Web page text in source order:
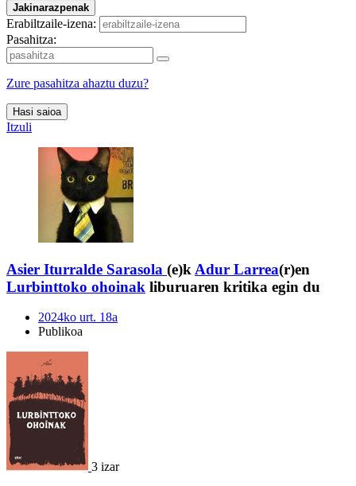
Jakinarazpenak
Erabiltzaile-izena:
Pasahitza:
Zure pasahitza ahaztu duzu?
Hasi saioa
Itzuli
Asier Iturralde Sarasola (e)k Adur Larrea(r)en
Lurbinttoko ohoinak liburuaren kritika egin du
2024ko urt. 18a
Publikoa
3 izar